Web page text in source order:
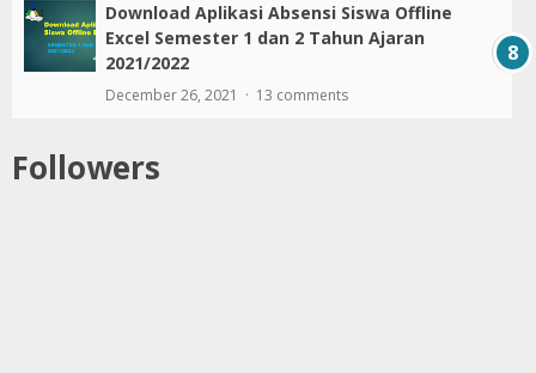
Download Aplikasi Absensi Siswa Offline
Excel Semester 1 dan 2 Tahun Ajaran
2021/2022
December 26, 2021 13 comments
Followers